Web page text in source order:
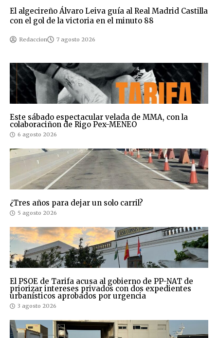
El algecireño Álvaro Leiva guía al Real Madrid Castilla
con el gol de la victoria en el minuto 88
Redaccion 7 agosto 2026
Este sábado espectacular velada de MMA, con la
colaboraciñon de Rigo Pex-MENEO
6 agosto 2026
¿Tres años para dejar un solo carril?
5 agosto 2026
El PSOE de Tarifa acusa al gobierno de PP-NAT de
priorizar intereses privados con dos expedientes
urbanísticos aprobados por urgencia
3 agosto 2026